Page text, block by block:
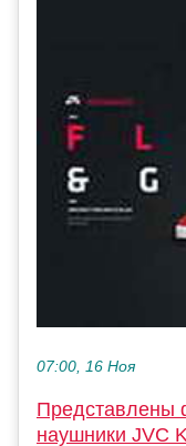
07:00, 16 Ноя
Представлены
наушники JVC